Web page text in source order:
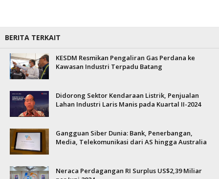
BERITA TERKAIT
KESDM Resmikan Pengaliran Gas Perdana ke
Kawasan Industri Terpadu Batang
Didorong Sektor Kendaraan Listrik, Penjualan
Lahan Industri Laris Manis pada Kuartal II-2024
Gangguan Siber Dunia: Bank, Penerbangan,
Media, Telekomunikasi dari AS hingga Australia
Neraca Perdagangan RI Surplus US$2,39 Miliar